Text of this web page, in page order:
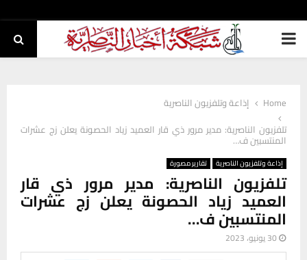
PRIMARY
Home
إذاعة وتلفزيون الناصرية
تلفزيون الناصرية: مدير مرور ذي قار العميد زياد الحصونة يعلن زج عشرات
المنتسبين ف…
إذاعة وتلفزيون الناصرية تقارير مصورة
تلفزيون الناصرية: مدير مرور ذي قار
العميد زياد الحصونة يعلن زج عشرات
المنتسبين ف…
30 يونيو، 2023